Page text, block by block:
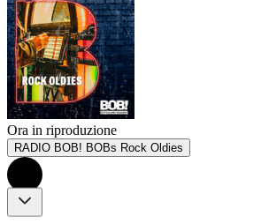
Ora in riproduzione
RADIO BOB! BOBs Rock Oldies